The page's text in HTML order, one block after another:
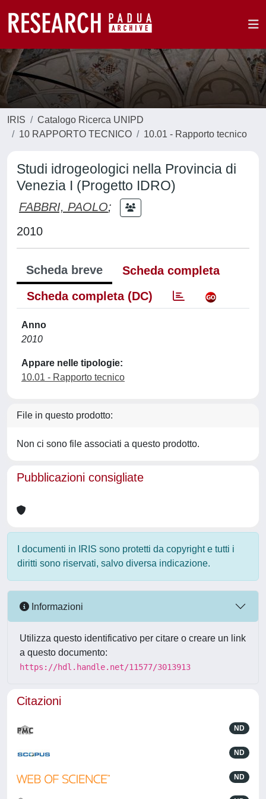
IRIS
Catalogo Ricerca UNIPD
10 RAPPORTO TECNICO
10.01 - Rapporto tecnico
Studi idrogeologici nella Provincia di
Venezia I (Progetto IDRO)
FABBRI, PAOLO;
2010
Scheda breve
Scheda completa
Scheda completa (DC)
Anno
2010
Appare nelle tipologie:
10.01 - Rapporto tecnico
File in questo prodotto:
Non ci sono file associati a questo prodotto.
Pubblicazioni consigliate
I documenti in IRIS sono protetti da copyright e tutti i
diritti sono riservati, salvo diversa indicazione.
Informazioni
Utilizza questo identificativo per citare o creare un link
a questo documento:
https://hdl.handle.net/11577/3013913
Citazioni
ND
ND
ND